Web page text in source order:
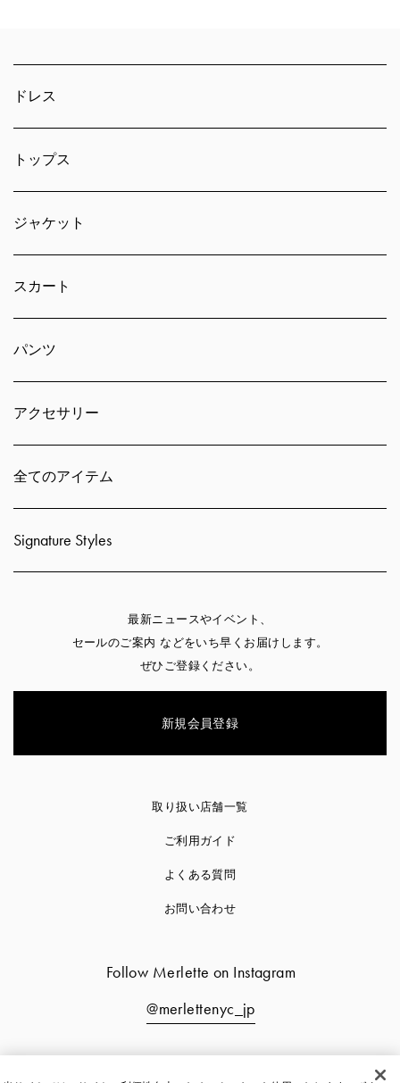
ドレス
トップス
ジャケット
スカート
パンツ
アクセサリー
全てのアイテム
Signature Styles
最新ニュースやイベント、
セールのご案内 などをいち早くお届けします。
ぜひご登録ください。
新規会員登録
取り扱い店舗一覧
ご利用ガイド
よくある質問
お問い合わせ
Follow Merlette on Instagram
@merlettenyc_jp